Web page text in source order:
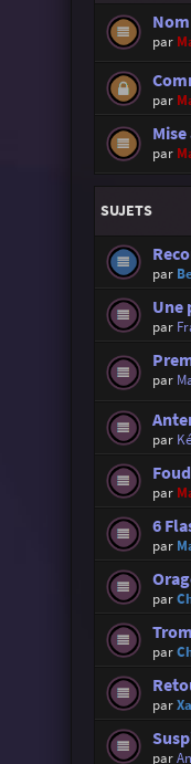
par
par
par
SUJETS
par
Une
par
par
par
par
6
par
par
par
par
par